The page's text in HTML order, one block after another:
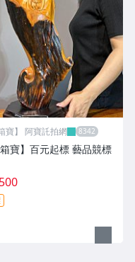
寶】 阿寶託拍網
箱寶】百元起標 藝品競標